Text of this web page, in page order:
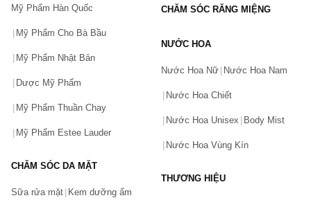
Mỹ Phẩm Hàn Quốc
Mỹ Phẩm Cho Bà Bầu
Mỹ Phẩm Nhật Bản
Dược Mỹ Phẩm
Mỹ Phẩm Thuần Chay
Mỹ Phẩm Estee Lauder
CHĂM SÓC DA MẶT
Sữa rửa mặt Kem dưỡng ẩm
CHĂM SÓC RĂNG MIỆNG
NƯỚC HOA
Nước Hoa Nữ Nước Hoa Nam
Nước Hoa Chiết
Nước Hoa Unisex Body Mist
Nước Hoa Vùng Kín
THƯƠNG HIỆU